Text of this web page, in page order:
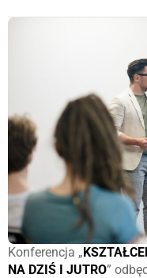
Konferencja „
NA DZIŚ I JUTRO”